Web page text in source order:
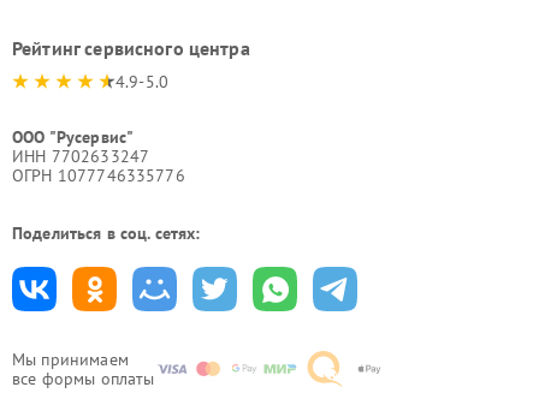
Мы принимаем
все формы оплаты
Рейтинг сервисного центра
4.9-5.0
ООО "Русервис"
ИНН 7702633247
ОГРН 1077746335776
Поделиться в соц. сетях: